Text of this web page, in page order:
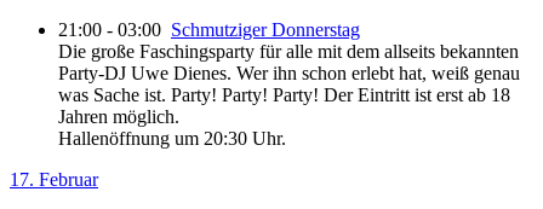
21:00 - 03:00 Schmutziger Donnerstag
Die große Faschingsparty für alle mit dem allseits bekannten
Party-DJ Uwe Dienes. Wer ihn schon erlebt hat, weiß genau
was Sache ist. Party! Party! Party! Der Eintritt ist erst ab 18
Jahren möglich.
Hallenöffnung um 20:30 Uhr.
17. Februar